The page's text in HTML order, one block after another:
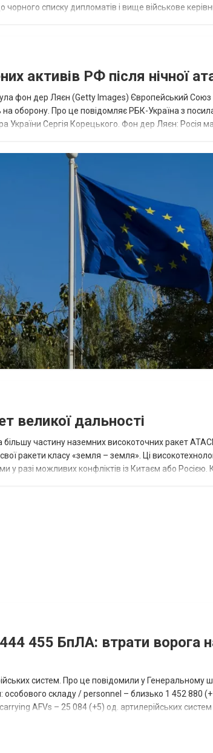
списку дипломатів і вище військове
активів РФ після нічної
фон дер Ляєн (Getty Images) Європейський
на оборону. Про це повідомляє РБК-Україна з
України Сергія Корецького. Фон дер Ляєн: Росія
великої дальності
частину наземних високоточних ракет
ракети класу «земля – земля». Ці
разі можливих конфліктів із Китаєм або Росією.
455 БпЛА: втрати ворога
систем. Про це повідомили у Генеральному
особового складу / personnel – близько 1 452 880
AFVs – 25 084 (+5) од. артилерійських